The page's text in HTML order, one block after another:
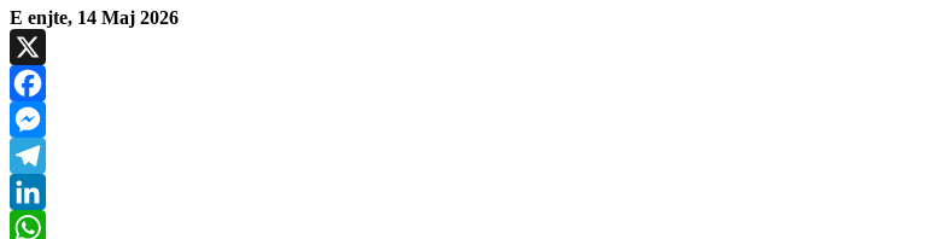
E enjte, 14 Maj 2026
X
Facebook
Messenger
Telegram
LinkedIn